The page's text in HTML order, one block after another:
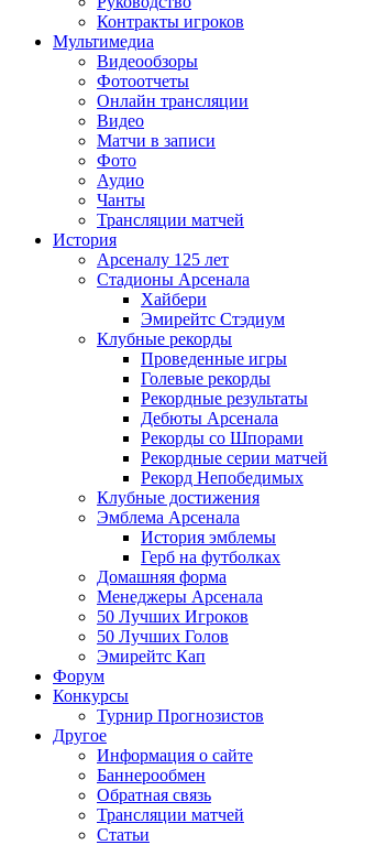
Контракты игроков
Мультимедиа
Видеообзоры
Фотоотчеты
Онлайн трансляции
Видео
Матчи в записи
Фото
Аудио
Чанты
Трансляции матчей
История
Арсеналу 125 лет
Стадионы Арсенала
Хайбери
Эмирейтс Стэдиум
Клубные рекорды
Проведенные игры
Голевые рекорды
Рекордные результаты
Дебюты Арсенала
Рекорды со Шпорами
Рекордные серии матчей
Рекорд Непобедимых
Клубные достижения
Эмблема Арсенала
История эмблемы
Герб на футболках
Домашняя форма
Менеджеры Арсенала
50 Лучших Игроков
50 Лучших Голов
Эмирейтс Кап
Форум
Конкурсы
Турнир Прогнозистов
Другое
Информация о сайте
Баннерообмен
Обратная связь
Трансляции матчей
Статьи